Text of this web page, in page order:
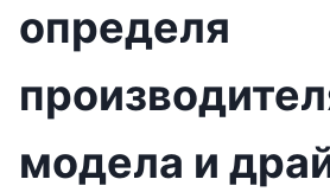
определя
модела и